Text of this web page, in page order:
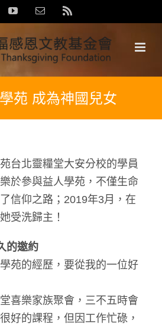
YouTubeEmail:
苑 成為神國兒女
台北靈糧堂大安分校的學員
於參與益人學苑，不僅生命
信仰之路；2019年3月，在
受洗歸主！
的邀約
苑的經歷，要從我的一位好
喜樂家族聚會，三不五時會
好的課程，但因工作忙碌，